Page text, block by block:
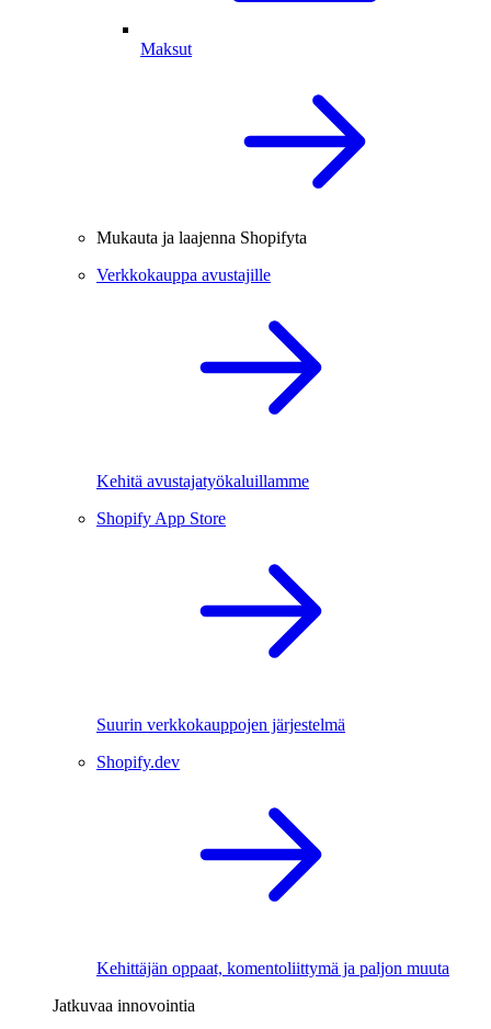
Maksut
Mukauta ja laajenna Shopifyta
Verkkokauppa avustajille
Kehitä avustajatyökaluillamme
Shopify App Store
Suurin verkkokauppojen järjestelmä
Shopify.dev
Kehittäjän oppaat, komentoliittymä ja paljon muuta
Jatkuvaa innovointia